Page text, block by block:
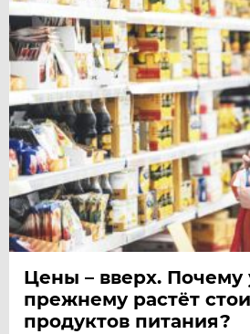
Цены – вверх. Почему
прежнему растёт
продуктов питания?